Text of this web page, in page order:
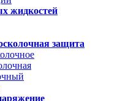
жидкостей
защита